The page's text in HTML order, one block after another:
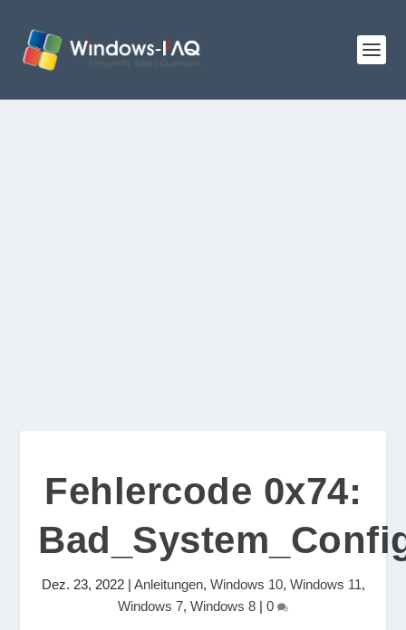
Fehlercode 0x74:
Dez. 23, 2022| Anleitungen, Windows 10, Windows 11,
Windows 7, Windows 8 | 0